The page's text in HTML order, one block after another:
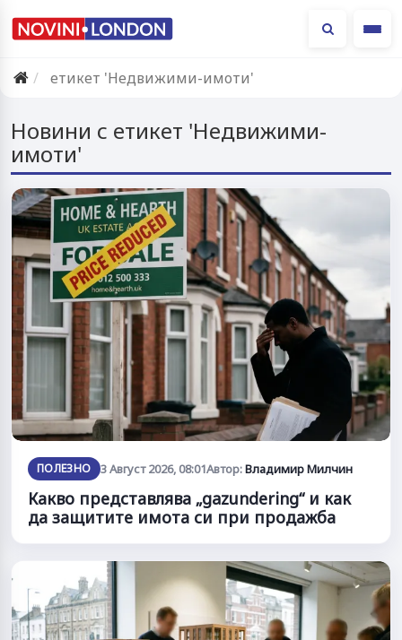
етикет 'Недвижими-имоти'
Новини с етикет 'Недвижими-
имоти'
ПОЛЕЗНО 3 Август 2026, 08:01Автор:Владимир Милчин
Какво представлява „gazundering“ и как
да защитите имота си при продажба